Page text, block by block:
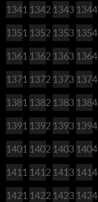
1341 1342 1343 1344
1351 1352 1353 1354
1361 1362 1363 1364
1371 1372 1373 1374
1381 1382 1383 1384
1391 1392 1393 1394
1401 1402 1403 1404
1411 1412 1413 1414
1421 1422 1423 1424